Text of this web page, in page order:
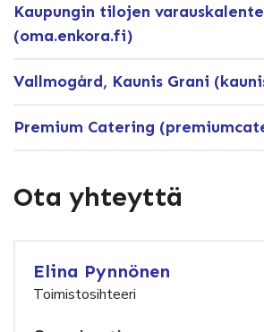
Kaupungin tilojen
(oma.enkora.fi)
Vallmogård, Kaunis Grani
Premium Catering
Ota yhteyttä
Elina Pynnönen
Toimistosihteeri